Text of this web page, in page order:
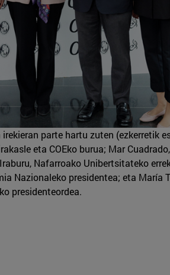
parte hartu zuten (ezkerretik
eta COEko burua; Mar
Nafarroako Unibertsitateko
Nazionaleko presidentea; eta María
presidenteordea.